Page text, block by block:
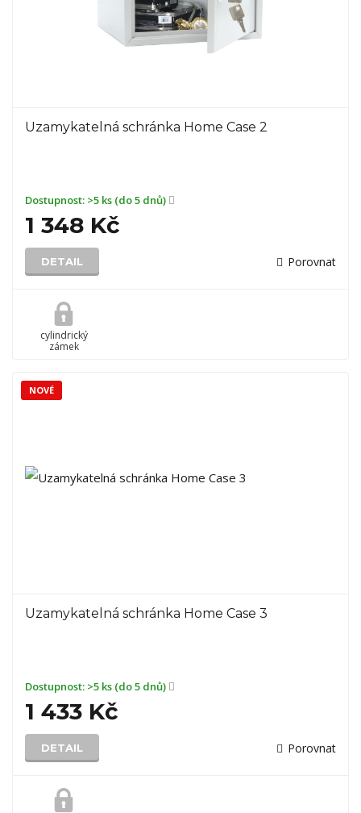
Uzamykatelná schránka Home Case 2
Dostupnost: >5 ks (do 5 dnů)
1 348 Kč
DETAIL Porovnat
cylindrický
zámek
Uzamykatelná schránka Home Case 3
Dostupnost: >5 ks (do 5 dnů)
1 433 Kč
DETAIL Porovnat
NOVÉ